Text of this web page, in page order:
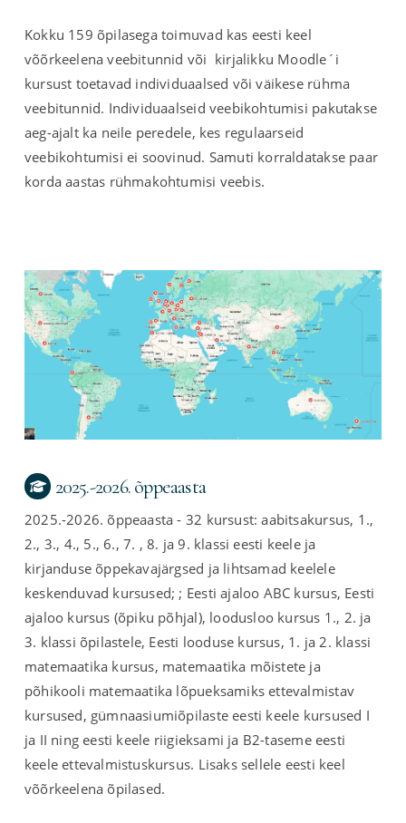
Kokku 159 õpilasega toimuvad kas eesti keel
võõrkeelena veebitunnid või kirjalikku Moodle´i
kursust toetavad individuaalsed või väikese rühma
veebitunnid. Individuaalseid veebikohtumisi pakutakse
aeg-ajalt ka neile peredele, kes regulaarseid
veebikohtumisi ei soovinud. Samuti korraldatakse paar
korda aastas rühmakohtumisi veebis.
2025.-2026. õppeaasta
2025.-2026. õppeaasta - 32 kursust: aabitsakursus, 1.,
2., 3., 4., 5., 6., 7. , 8. ja 9. klassi eesti keele ja
kirjanduse õppekavajärgsed ja lihtsamad keelele
keskenduvad kursused; ; Eesti ajaloo ABC kursus, Eesti
ajaloo kursus (õpiku põhjal), loodusloo kursus 1., 2. ja
3. klassi õpilastele, Eesti looduse kursus, 1. ja 2. klassi
matemaatika kursus, matemaatika mõistete ja
põhikooli matemaatika lõpueksamiks ettevalmistav
kursused, gümnaasiumiõpilaste eesti keele kursused I
ja II ning eesti keele riigieksami ja B2-taseme eesti
keele ettevalmistuskursus. Lisaks sellele eesti keel
võõrkeelena õpilased.